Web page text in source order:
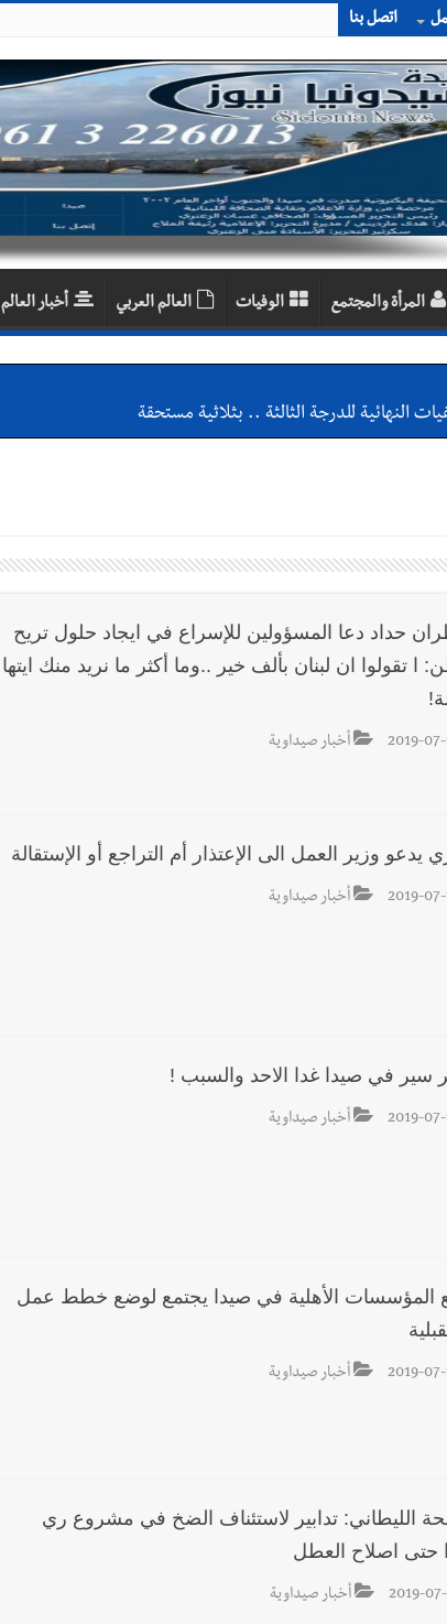
اتصل بنا
المرأة والمجتمع الوفيات العالم العربي أخبار العالم
طيران غير منفجرة من مخلفات العدوان الإسرائيلي
وضبط كميات من المخدّرات
رام الله؟
أدهم شلهوب وبرنامج حافل وسهرات ممتعة...شاركونا الفرحة
حداد دعا المسؤولين للإسراع في ايجاد حلول تريح
ا تقولوا ان لبنان بألف خير ..وما أكثر ما نريد منك ايتها
2019-07- أخبار صيداوية
يدعو وزير العمل الى الإعتذار أم التراجع أو الإستقالة
2019-07- أخبار صيداوية
سير في صيدا غدا الاحد والسبب !
2019-07- أخبار صيداوية
المؤسسات الأهلية في صيدا يجتمع لوضع خطط عمل
2019- أخبار صيداوية
الليطاني: تدابير لاستئناف الضخ في مشروع ري
حتى اصلاح العطل
2019- أخبار صيداوية